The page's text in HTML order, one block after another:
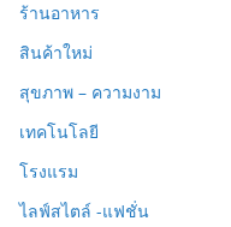
ร้านอาหาร
สินค้าใหม่
สุขภาพ – ความงาม
เทคโนโลยี
โรงแรม
ไลฟ์สไตล์ -แฟชั่น